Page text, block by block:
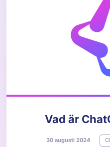
Vad är
30 augusti 2024